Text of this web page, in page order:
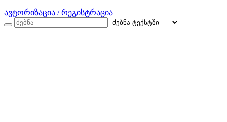
ავტორიზაცია / რეგისტრაცია